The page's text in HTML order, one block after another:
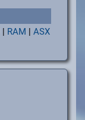
| RAM | ASX